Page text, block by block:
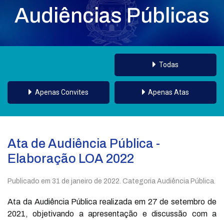
Audiências Públicas
Todas
Apenas Convites Apenas Atas
Ata de Audiência Pública -
Elaboração LOA 2022
Publicado em 31 de janeiro de 2022 . Categoria Audiência Pública.
Ata da Audiência Pública realizada em 27 de setembro de
2021, objetivando a apresentação e discussão com a